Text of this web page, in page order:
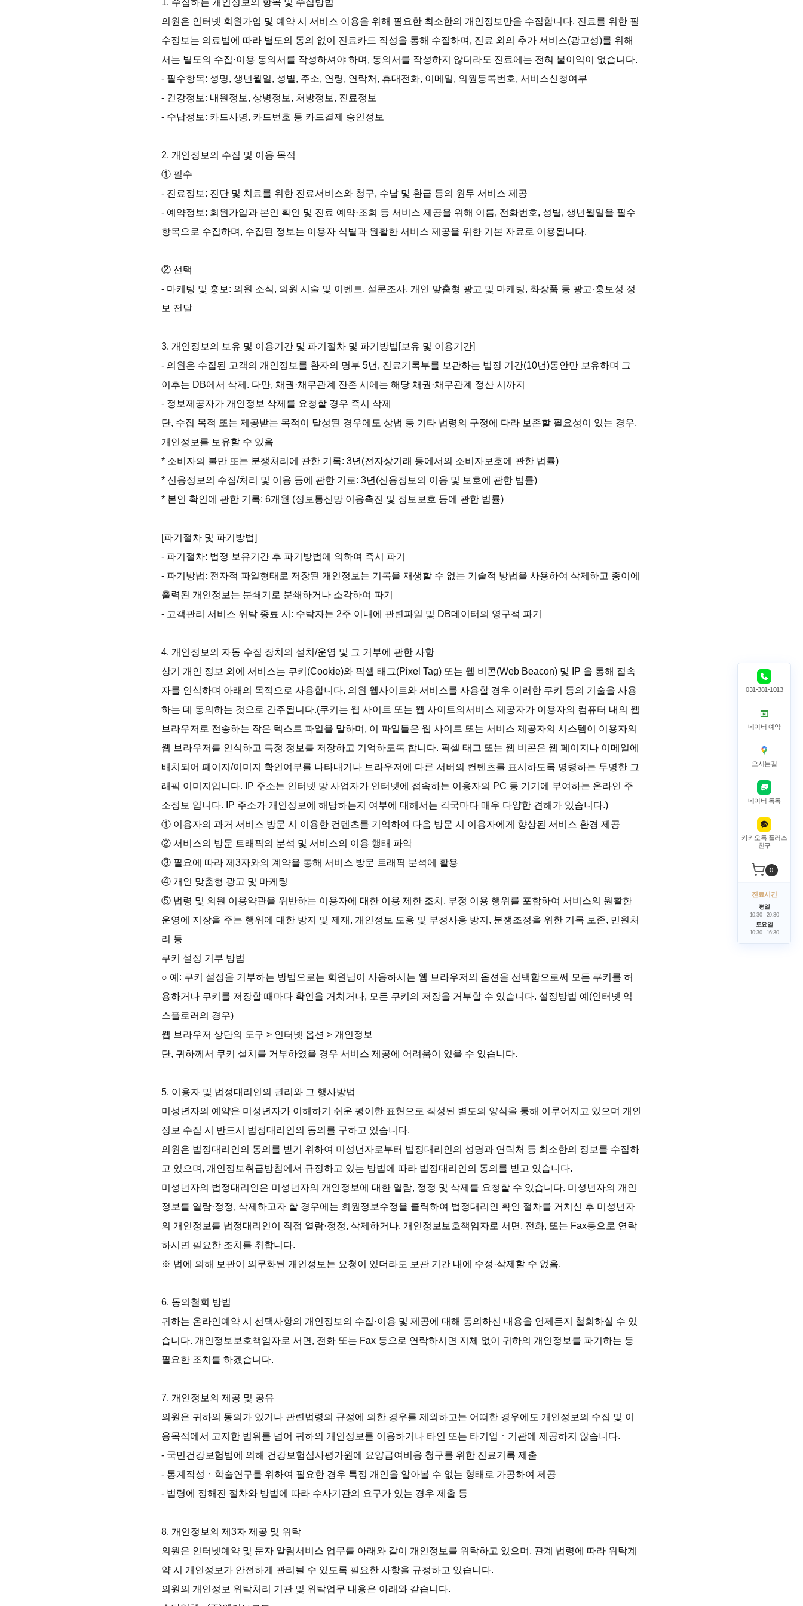
1. 수집하는 개인정보의 항목 및 수집방법
의원은 인터넷 회원가입 및 예약 시 서비스 이용을 위해 필요한 최소한의 개인정보만을 수집합니다. 진료를 위한 필
수정보는 의료법에 따라 별도의 동의 없이 진료카드 작성을 통해 수집하며, 진료 외의 추가 서비스(광고성)를 위해
서는 별도의 수집·이용 동의서를 작성하셔야 하며, 동의서를 작성하지 않더라도 진료에는 전혀 불이익이 없습니다.
- 필수항목: 성명, 생년월일, 성별, 주소, 연령, 연락처, 휴대전화, 이메일, 의원등록번호, 서비스신청여부
- 건강정보: 내원정보, 상병정보, 처방정보, 진료정보
- 수납정보: 카드사명, 카드번호 등 카드결제 승인정보
2. 개인정보의 수집 및 이용 목적
① 필수
- 진료정보: 진단 및 치료를 위한 진료서비스와 청구, 수납 및 환급 등의 원무 서비스 제공
- 예약정보: 회원가입과 본인 확인 및 진료 예약·조회 등 서비스 제공을 위해 이름, 전화번호, 성별, 생년월일을 필수
항목으로 수집하며, 수집된 정보는 이용자 식별과 원활한 서비스 제공을 위한 기본 자료로 이용됩니다.
② 선택
- 마케팅 및 홍보: 의원 소식, 의원 시술 및 이벤트, 설문조사, 개인 맞춤형 광고 및 마케팅, 화장품 등 광고·홍보성 정
보 전달
3. 개인정보의 보유 및 이용기간 및 파기절차 및 파기방법[보유 및 이용기간]
- 의원은 수집된 고객의 개인정보를 환자의 명부 5년, 진료기록부를 보관하는 법정 기간(10년)동안만 보유하며 그
이후는 DB에서 삭제. 다만, 채권·채무관계 잔존 시에는 해당 채권·채무관계 정산 시까지
- 정보제공자가 개인정보 삭제를 요청할 경우 즉시 삭제
단, 수집 목적 또는 제공받는 목적이 달성된 경우에도 상법 등 기타 법령의 구정에 다라 보존할 필요성이 있는 경우,
개인정보를 보유할 수 있음
* 소비자의 불만 또는 분쟁처리에 관한 기록: 3년(전자상거래 등에서의 소비자보호에 관한 법률)
* 신용정보의 수집/처리 및 이용 등에 관한 기로: 3년(신용정보의 이용 및 보호에 관한 법률)
* 본인 확인에 관한 기록: 6개월 (정보통신망 이용촉진 및 정보보호 등에 관한 법률)
[파기절차 및 파기방법]
- 파기절차: 법정 보유기간 후 파기방법에 의하여 즉시 파기
- 파기방법: 전자적 파일형태로 저장된 개인정보는 기록을 재생할 수 없는 기술적 방법을 사용하여 삭제하고 종이에
출력된 개인정보는 분쇄기로 분쇄하거나 소각하여 파기
- 고객관리 서비스 위탁 종료 시: 수탁자는 2주 이내에 관련파일 및 DB데이터의 영구적 파기
4. 개인정보의 자동 수집 장치의 설치/운영 및 그 거부에 관한 사항
상기 개인 정보 외에 서비스는 쿠키(Cookie)와 픽셀 태그(Pixel Tag) 또는 웹 비콘(Web Beacon) 및 IP 을 통해 접속
자를 인식하며 아래의 목적으로 사용합니다. 의원 웹사이트와 서비스를 사용할 경우 이러한 쿠키 등의 기술을 사용
하는 데 동의하는 것으로 간주됩니다.(쿠키는 웹 사이트 또는 웹 사이트의서비스 제공자가 이용자의 컴퓨터 내의 웹
브라우저로 전송하는 작은 텍스트 파일을 말하며, 이 파일들은 웹 사이트 또는 서비스 제공자의 시스템이 이용자의
웹 브라우저를 인식하고 특정 정보를 저장하고 기억하도록 합니다. 픽셀 태그 또는 웹 비콘은 웹 페이지나 이메일에
배치되어 페이지/이미지 확인여부를 나타내거나 브라우저에 다른 서버의 컨텐츠를 표시하도록 명령하는 투명한 그
래픽 이미지입니다. IP 주소는 인터넷 망 사업자가 인터넷에 접속하는 이용자의 PC 등 기기에 부여하는 온라인 주
소정보 입니다. IP 주소가 개인정보에 해당하는지 여부에 대해서는 각국마다 매우 다양한 견해가 있습니다.)
① 이용자의 과거 서비스 방문 시 이용한 컨텐츠를 기억하여 다음 방문 시 이용자에게 향상된 서비스 환경 제공
② 서비스의 방문 트래픽의 분석 및 서비스의 이용 행태 파악
③ 필요에 따라 제3자와의 계약을 통해 서비스 방문 트래픽 분석에 활용
④ 개인 맞춤형 광고 및 마케팅
⑤ 법령 및 의원 이용약관을 위반하는 이용자에 대한 이용 제한 조치, 부정 이용 행위를 포함하여 서비스의 원활한
운영에 지장을 주는 행위에 대한 방지 및 제재, 개인정보 도용 및 부정사용 방지, 분쟁조정을 위한 기록 보존, 민원처
리 등
쿠키 설정 거부 방법
○ 예: 쿠키 설정을 거부하는 방법으로는 회원님이 사용하시는 웹 브라우저의 옵션을 선택함으로써 모든 쿠키를 허
용하거나 쿠키를 저장할 때마다 확인을 거치거나, 모든 쿠키의 저장을 거부할 수 있습니다. 설정방법 예(인터넷 익
스플로러의 경우)
웹 브라우저 상단의 도구 > 인터넷 옵션 > 개인정보
단, 귀하께서 쿠키 설치를 거부하였을 경우 서비스 제공에 어려움이 있을 수 있습니다.
5. 이용자 및 법정대리인의 권리와 그 행사방법
미성년자의 예약은 미성년자가 이해하기 쉬운 평이한 표현으로 작성된 별도의 양식을 통해 이루어지고 있으며 개인
정보 수집 시 반드시 법정대리인의 동의를 구하고 있습니다.
의원은 법정대리인의 동의를 받기 위하여 미성년자로부터 법정대리인의 성명과 연락처 등 최소한의 정보를 수집하
고 있으며, 개인정보취급방침에서 규정하고 있는 방법에 따라 법정대리인의 동의를 받고 있습니다.
미성년자의 법정대리인은 미성년자의 개인정보에 대한 열람, 정정 및 삭제를 요청할 수 있습니다. 미성년자의 개인
정보를 열람·정정, 삭제하고자 할 경우에는 회원정보수정을 클릭하여 법정대리인 확인 절차를 거치신 후 미성년자
의 개인정보를 법정대리인이 직접 열람·정정, 삭제하거나, 개인정보보호책임자로 서면, 전화, 또는 Fax등으로 연락
하시면 필요한 조치를 취합니다.
※ 법에 의해 보관이 의무화된 개인정보는 요청이 있더라도 보관 기간 내에 수정·삭제할 수 없음.
6. 동의철회 방법
귀하는 온라인예약 시 선택사항의 개인정보의 수집·이용 및 제공에 대해 동의하신 내용을 언제든지 철회하실 수 있
습니다. 개인정보보호책임자로 서면, 전화 또는 Fax 등으로 연락하시면 지체 없이 귀하의 개인정보를 파기하는 등
필요한 조치를 하겠습니다.
7. 개인정보의 제공 및 공유
의원은 귀하의 동의가 있거나 관련법령의 규정에 의한 경우를 제외하고는 어떠한 경우에도 개인정보의 수집 및 이
용목적에서 고지한 범위를 넘어 귀하의 개인정보를 이용하거나 타인 또는 타기업ㆍ기관에 제공하지 않습니다.
- 국민건강보험법에 의해 건강보험심사평가원에 요양급여비용 청구를 위한 진료기록 제출
- 통계작성ㆍ학술연구를 위하여 필요한 경우 특정 개인을 알아볼 수 없는 형태로 가공하여 제공
- 법령에 정해진 절차와 방법에 따라 수사기관의 요구가 있는 경우 제출 등
8. 개인정보의 제3자 제공 및 위탁
의원은 인터넷예약 및 문자 알림서비스 업무를 아래와 같이 개인정보를 위탁하고 있으며, 관계 법령에 따라 위탁계
약 시 개인정보가 안전하게 관리될 수 있도록 필요한 사항을 규정하고 있습니다.
의원의 개인정보 위탁처리 기관 및 위탁업무 내용은 아래와 같습니다.
031-381-1013
네이버 예약
오시는길
네이버 톡톡
카카오톡 플러스
친구
0
진료시간
평일
10:30- 20:30
토요일
10:30- 16:30